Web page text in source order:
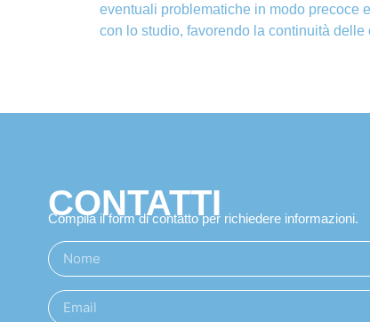
eventuali problematiche in modo precoce
con lo studio, favorendo la continuità delle
CONTATTI
Compila il form di contatto per richiedere informazioni.